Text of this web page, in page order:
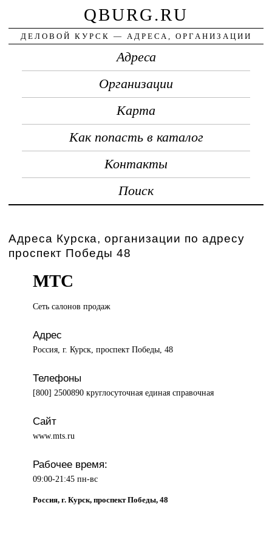
QBURG.RU
ДЕЛОВОЙ КУРСК — АДРЕСА, ОРГАНИЗАЦИИ
Адреса
Организации
Карта
Как попасть в каталог
Контакты
Поиск
Адреса Курска, организации по адресу
проспект Победы 48
МТС
Сеть салоновпродаж
Адрес
Россия, г. Курск, проспект Победы, 48
Телефоны
[800] 2500890 круглосуточная единая справочная
Сайт
www.mts.ru
Рабочее время:
09:00-21:45 пн-вс
Россия, г. Курск, проспект Победы, 48